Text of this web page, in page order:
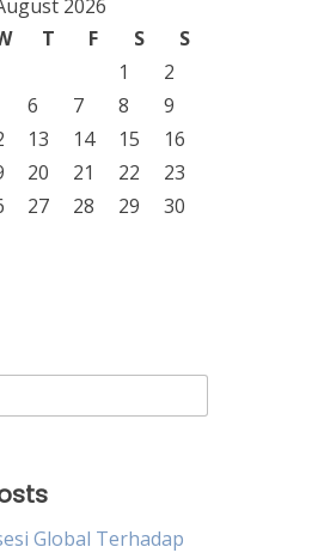
2026
T F S
S
1
2
6 7 8
9
13 14 15
16
20 21 22
23
27 28 29
30
Global Terhadap